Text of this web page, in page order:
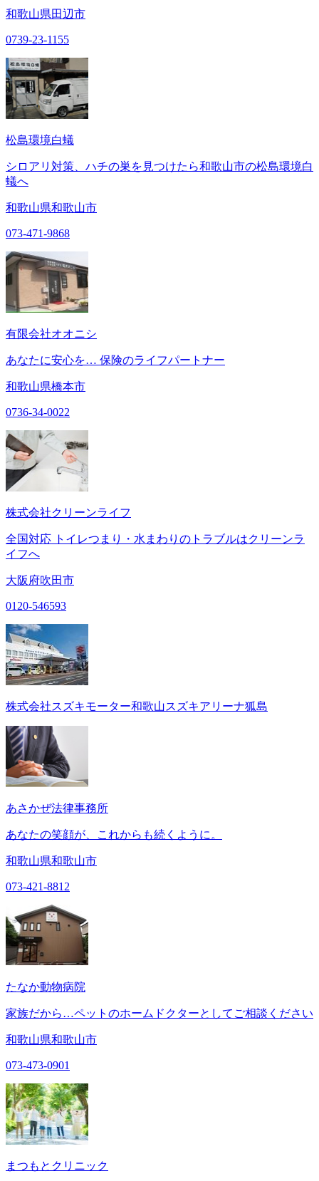
和歌山県田辺市
0739-23-1155
松島環境白蟻
シロアリ対策、ハチの巣を見つけたら和歌山市の松島環境白
蟻へ
和歌山県和歌山市
073-471-9868
有限会社オオニシ
あなたに安心を… 保険のライフパートナー
和歌山県橋本市
0736-34-0022
株式会社クリーンライフ
全国対応 トイレつまり・水まわりのトラブルはクリーンラ
イフへ
大阪府吹田市
0120-546593
株式会社スズキモーター和歌山スズキアリーナ狐島
あさかぜ法律事務所
あなたの笑顔が、これからも続くように。
和歌山県和歌山市
073-421-8812
たなか動物病院
家族だから…ペットのホームドクターとしてご相談ください
和歌山県和歌山市
073-473-0901
まつもとクリニック